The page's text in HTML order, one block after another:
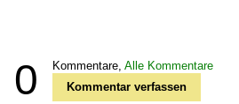
0 Kommentare, Alle Kommentare
Kommentar verfassen